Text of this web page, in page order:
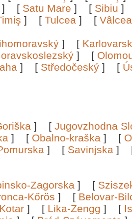
] [ Satu Mare ] [ Sibiu
] [ Tulcea ] [
] [
] [
] [ Středočeský ] [
] [ Jugovzhodna
] [ Obalno-kraška ] [
] [ Savinjska ]
Zagorska ] [
Kőrös ] [ Belovar-
] [ Lika-Zengg ] [